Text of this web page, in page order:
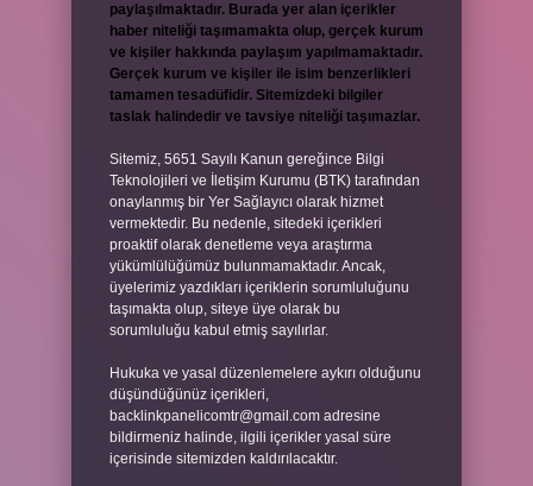
paylaşılmaktadır. Burada yer alan içerikler
haber niteliği taşımamakta olup, gerçek kurum
ve kişiler hakkında paylaşım yapılmamaktadır.
Gerçek kurum ve kişiler ile isim benzerlikleri
tamamen tesadüfidir. Sitemizdeki bilgiler
taslak halindedir ve tavsiye niteliği taşımazlar.
Sitemiz, 5651 Sayılı Kanun gereğince Bilgi
Teknolojileri ve İletişim Kurumu (BTK) tarafından
onaylanmış bir Yer Sağlayıcı olarak hizmet
vermektedir. Bu nedenle, sitedeki içerikleri
proaktif olarak denetleme veya araştırma
yükümlülüğümüz bulunmamaktadır. Ancak,
üyelerimiz yazdıkları içeriklerin sorumluluğunu
taşımakta olup, siteye üye olarak bu
sorumluluğu kabul etmiş sayılırlar.
Hukuka ve yasal düzenlemelere aykırı olduğunu
düşündüğünüz içerikleri,
backlinkpanelicomtr@gmail.com adresine
bildirmeniz halinde, ilgili içerikler yasal süre
içerisinde sitemizden kaldırılacaktır.